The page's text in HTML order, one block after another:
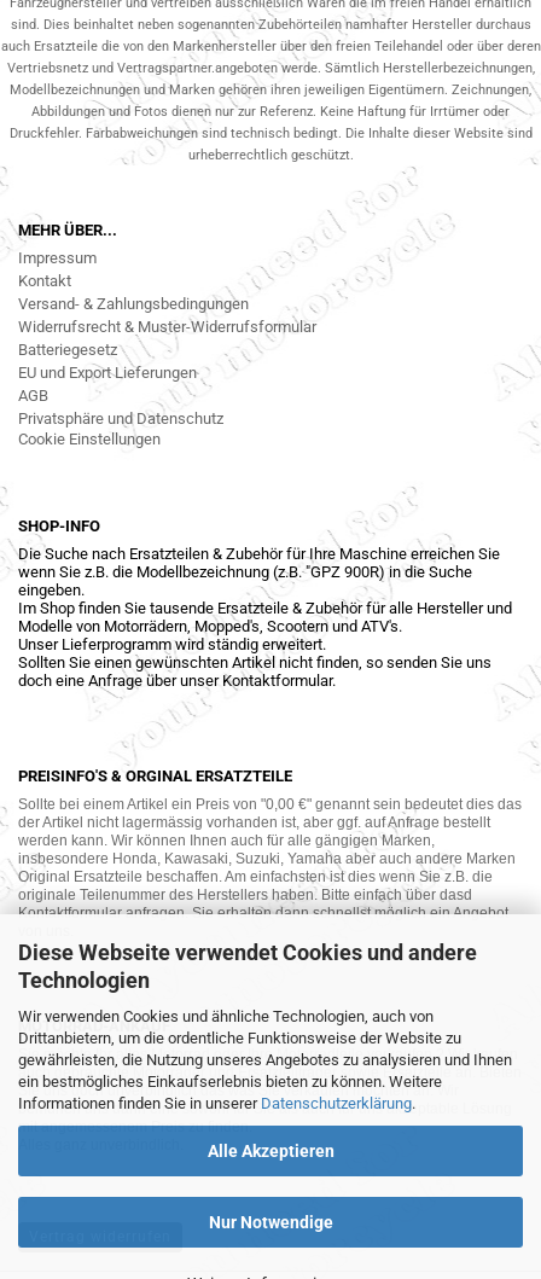
Diese Webseite verwendet Cookies und andere
Technologien
Wir verwenden Cookies und ähnliche Technologien, auch von
Drittanbietern, um die ordentliche Funktionsweise der Website zu
gewährleisten, die Nutzung unseres Angebotes zu analysieren und Ihnen
ein bestmögliches Einkaufserlebnis bieten zu können. Weitere
Informationen finden Sie in unserer Datenschutzerklärung.
Alle Akzeptieren
Nur Notwendige
Fahrzeughersteller und vertreiben ausschließlich Waren die im freien Handel erhältlich
sind. Dies beinhaltet neben sogenannten Zubehörteilen namhafter Hersteller durchaus
auch Ersatzteile die von den Markenhersteller über den freien Teilehandel oder über deren
Vertriebsnetz und Vertragspartner.angeboten werde. Sämtlich Herstellerbezeichnungen,
Modellbezeichnungen und Marken gehören ihren jeweiligen Eigentümern. Zeichnungen,
Abbildungen und Fotos dienen nur zur Referenz. Keine Haftung für Irrtümer oder
Druckfehler. Farbabweichungen sind technisch bedingt. Die Inhalte dieser Website sind
urheberrechtlich geschützt.
MEHR ÜBER...
Impressum
Kontakt
Versand- & Zahlungsbedingungen
Widerrufsrecht & Muster-Widerrufsformular
Batteriegesetz
EU und Export Lieferungen
AGB
Privatsphäre und Datenschutz
Cookie Einstellungen
SHOP-INFO
Die Suche nach Ersatzteilen & Zubehör für Ihre Maschine erreichen Sie
wenn Sie z.B. die Modellbezeichnung (z.B. "GPZ 900R) in die Suche
eingeben.
Im Shop finden Sie tausende Ersatzteile & Zubehör für alle Hersteller und
Modelle von Motorrädern, Mopped's, Scootern und ATV's.
Unser Lieferprogramm wird ständig erweitert.
Sollten Sie einen gewünschten Artikel nicht finden, so senden Sie uns
doch eine Anfrage über unser Kontaktformular.
PREISINFO'S & ORGINAL ERSATZTEILE
Sollte bei einem Artikel ein Preis von "0,00 €" genannt sein bedeutet dies das
der Artikel nicht lagermässig vorhanden ist, aber ggf. auf Anfrage bestellt
werden kann. Wir können Ihnen auch für alle gängigen Marken,
insbesondere Honda, Kawasaki, Suzuki, Yamaha aber auch andere Marken
Original Ersatzteile beschaffen. Am einfachsten ist dies wenn Sie z.B. die
originale Teilenummer des Herstellers haben. Bitte einfach über dasd
Kontaktformular anfragen. Sie erhalten dann schnellst möglich ein Angebot
MOTORRAD-ANKAUF
Sie möchte Ihr altes Motorrad oder Ihre Motorradteile verkaufen ? Wir kaufen
auch gebrauchte Motorräder und Ersatzteilträger sowie Ersatzteile an. Bieten
Sie uns doch unverbindlich das was Sie verkaufen möchten an. Wir
bemühen uns dann eine sowohl für Sie als auch für uns akzeptable Lösung
mit angemessenem Preis zu finden.